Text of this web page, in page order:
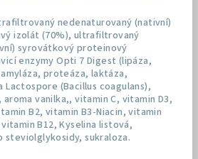
nedenaturovaný (nativní)
izolát (70%), ultrafiltrovaný
syrovátkový proteinový
enzymy Opti 7 Digest (lipáza,
proteáza, laktáza,
(Bacillus coagulans),
vanilka,, vitamin C, vitamin D3,
B2, vitamin B3-Niacin, vitamin
B12, Kyselina listová,
steviolglykosidy, sukraloza.